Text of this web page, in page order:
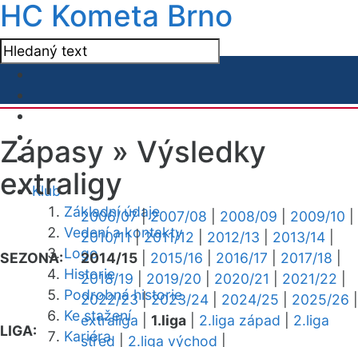
HC Kometa Brno
Klub
Základní údaje
Vedení a kontakty
Logo
Historie
Podrobná historie
Ke stažení
Kariéra
Zápasy » Výsledky
extraligy
SEZONA:
2006/07|2007/08 2008/09 2009/10
2010/11|2011/12 2012/13 2013/14
2014/15
2015/16 2016/17 2017/18
2018/19
2019/20 2020/21 2021/22
2022/23|2023/24 2024/25 2025/26
LIGA:
extraliga 1.liga 2.liga západ
2.liga
střed
2.liga východ